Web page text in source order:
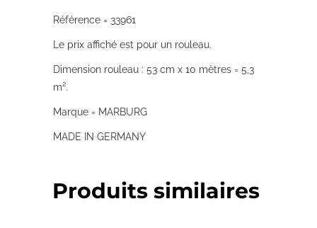
Référence = 33961
Le prix affiché est pour un rouleau.
Dimension rouleau : 53 cm x 10 mètres = 5,3
m².
Marque = MARBURG
MADE IN GERMANY
Produits similaires